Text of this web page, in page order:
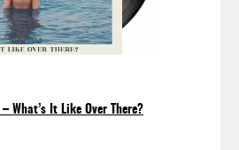
What’s It Like Over There?